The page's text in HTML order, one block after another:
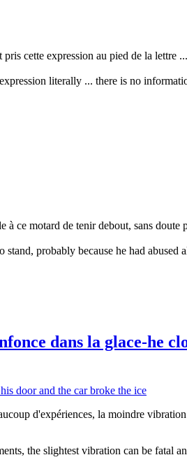
cette expression au pied de la lettre
literally ... there is no
ce motard de tenir debout, sans doute
probably because he had
dans la glace-he
d'expériences, la moindre
the slightest vibration can be fatal